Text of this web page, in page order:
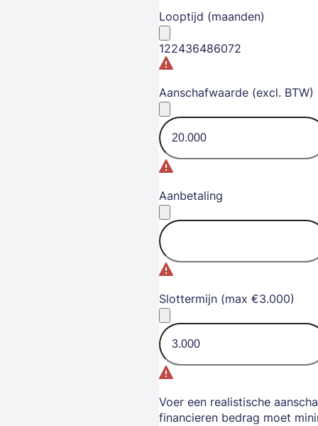
Looptijd (maanden)
122436486072
Aanschafwaarde (excl. BTW)
Aanbetaling
Slottermijn (max €3.000)
Voer een realistische
financieren bedrag moet